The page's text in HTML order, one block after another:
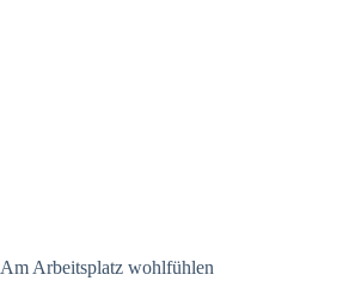
Am Arbeitsplatz wohlfühlen